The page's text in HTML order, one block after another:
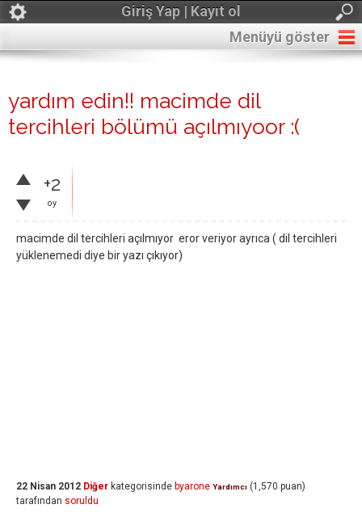
Giriş Yap | Kayıt ol
Menüyü göster
yardım edin!! macimde dil
tercihleri bölümü açılmıyoor :(
+2
oy
macimde dil tercihleri açılmıyor eror veriyor ayrıca ( dil tercihleri
yüklenemedi diye bir yazı çıkıyor)
22 Nisan 2012 Diğer kategorisinde byarone Yardımcı (1,570 puan)
tarafından soruldu